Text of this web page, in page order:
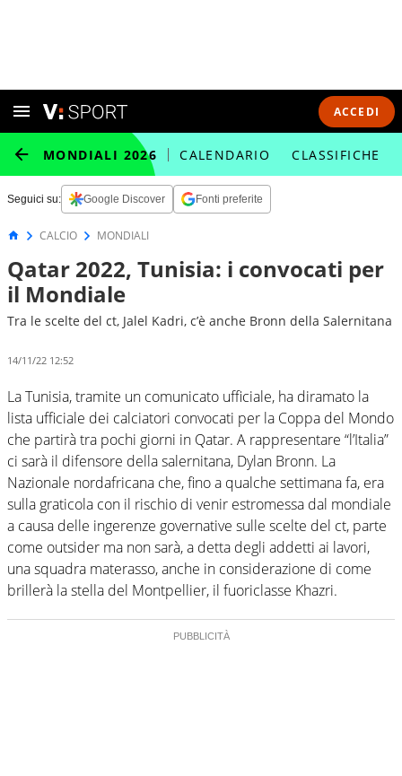
ACCEDI
MONDIALI 2026 CALENDARIO CLASSIFICHE
Seguici su: Google Discover Fonti preferite
CALCIO MONDIALI
Qatar 2022, Tunisia: i convocati per
il Mondiale
Tra le scelte del ct, Jalel Kadri, c’è anche Bronn della Salernitana
14/11/22 12:52
La Tunisia, tramite un comunicato ufficiale, ha diramato la
lista ufficiale dei calciatori convocati per la Coppa del Mondo
che partirà tra pochi giorni in Qatar. A rappresentare “l’Italia”
ci sarà il difensore della salernitana, Dylan Bronn. La
Nazionale nordafricana che, fino a qualche settimana fa, era
sulla graticola con il rischio di venir estromessa dal mondiale
a causa delle ingerenze governative sulle scelte del ct, parte
come outsider ma non sarà, a detta degli addetti ai lavori,
una squadra materasso, anche in considerazione di come
brillerà la stella del Montpellier, il fuoriclasse Khazri.